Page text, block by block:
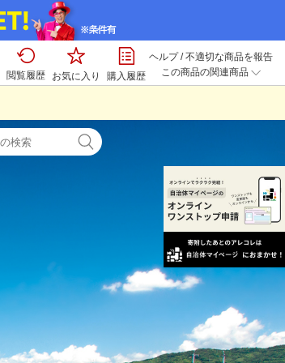
閲覧履歴 お気に入り 購入履歴
ヘルプ/不適切な商品を報告
この商品の関連商品